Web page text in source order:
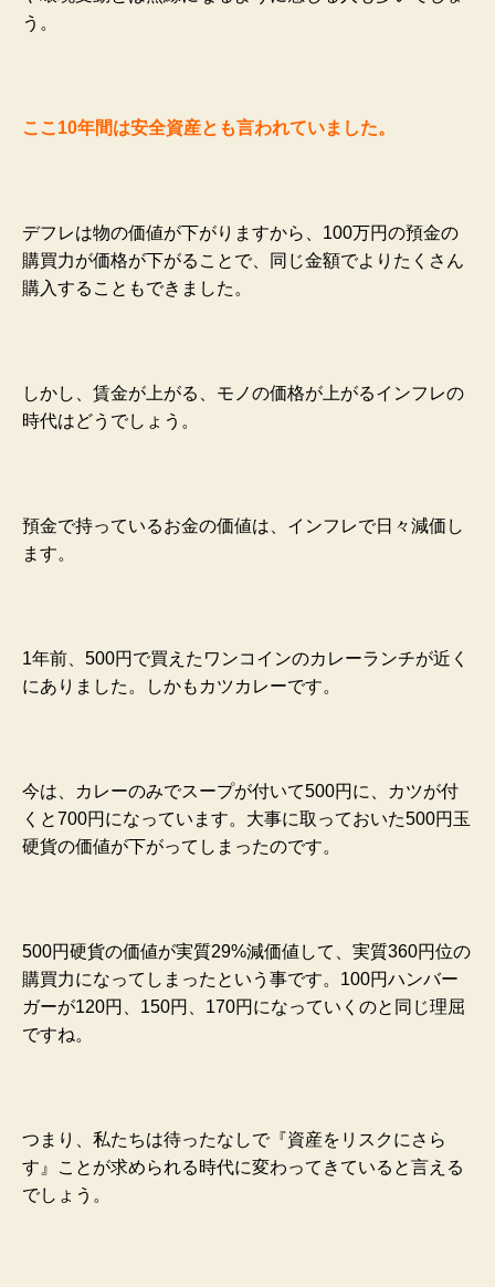
う。
ここ10年間は安全資産とも言われていました。
デフレは物の価値が下がりますから、100万円の預金の
購買力が価格が下がることで、同じ金額でよりたくさん
購入することもできました。
しかし、賃金が上がる、モノの価格が上がるインフレの
時代はどうでしょう。
預金で持っているお金の価値は、インフレで日々減価し
ます。
1年前、500円で買えたワンコインのカレーランチが近く
にありました。しかもカツカレーです。
今は、カレーのみでスープが付いて500円に、カツが付
くと700円になっています。大事に取っておいた500円玉
硬貨の価値が下がってしまったのです。
500円硬貨の価値が実質29%減価値して、実質360円位の
購買力になってしまったという事です。100円ハンバー
ガーが120円、150円、170円になっていくのと同じ理屈
ですね。
つまり、私たちは待ったなしで『資産をリスクにさら
す』ことが求められる時代に変わってきていると言える
でしょう。